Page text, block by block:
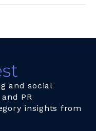
and social
PR
insights from